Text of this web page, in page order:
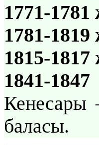
1771-
1781-
1815-
1841-
Кенесары
баласы.